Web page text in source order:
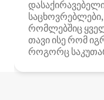
საცხოვრებლები,
რომლებშიც
თავი ისე რომ
როგორც